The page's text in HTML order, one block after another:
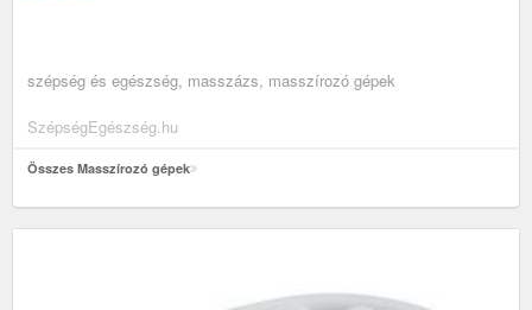
szépség és egészség, masszázs, masszírozó gépek
SzépségEgészség.hu
Összes Masszírozó gépek